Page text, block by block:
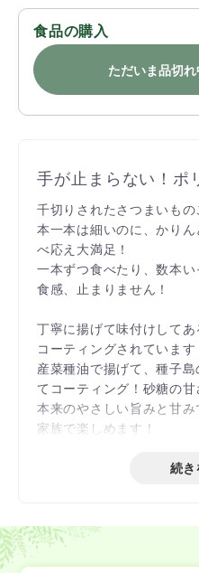
食品の購入
ただいま品切れ
手が止まらない！ポ
千切りされたさつまいも
本一本は細いのに、かり
べ応え大満足！
一本ずつ食べたり、数本
食感、止まりません！
丁寧に揚げて味付けして
コーティングされていま
産菜種油で揚げて、種子
てコーティング！砂糖の
本来のやさしい旨みと甘
家族で楽しめます！
続き